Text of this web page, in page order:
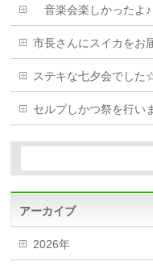
音楽会楽しかったよ♪
市長さんにスイカをお
ステキな七夕会でした
セルプしかつ祭を行い
アーカイブ
2026年